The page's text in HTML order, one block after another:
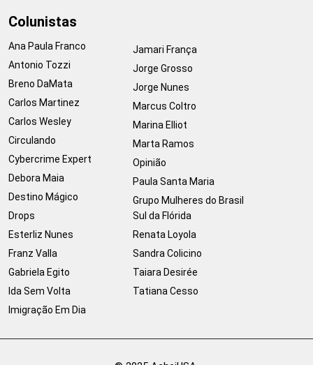
Colunistas
Ana Paula Franco
Antonio Tozzi
Breno DaMata
Carlos Martinez
Carlos Wesley
Circulando
Cybercrime Expert
Debora Maia
Destino Mágico
Drops
Esterliz Nunes
Franz Valla
Gabriela Egito
Ida Sem Volta
Imigração Em Dia
Jamari França
Jorge Grosso
Jorge Nunes
Marcus Coltro
Marina Elliot
Marta Ramos
Opinião
Paula Santa Maria
Grupo Mulheres do Brasil
Sul da Flórida
Renata Loyola
Sandra Colicino
Taiara Desirée
Tatiana Cesso